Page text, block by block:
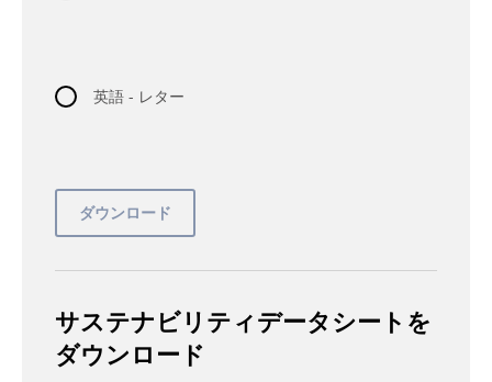
英語 - レター
サステナビリティデータシートを
ダウンロード